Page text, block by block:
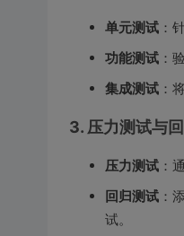
单元测试：
功能测试：
集成测试：
3. 压力测试与
压力测试：
回归测试：
试。